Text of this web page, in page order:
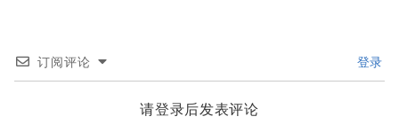
订阅评论 登录
请登录后发表评论